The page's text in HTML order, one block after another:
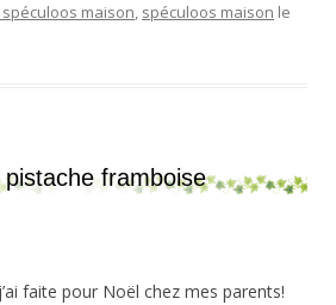
maison, spéculoos maison le
pistache framboise
faite pour Noël chez mes parents!